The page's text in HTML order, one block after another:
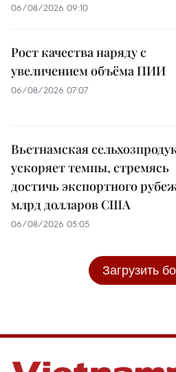
06/08/2026 09:10
Рост качества наряду с
увеличением объёма ПИИ
06/08/2026 07:07
Вьетнамская
ускоряет темпы, стремясь
достичь экспортного
млрд долларов США
06/08/2026 05:05
Загрузить